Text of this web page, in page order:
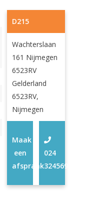
D215
Wachterslaan
161 Nijmegen
6523RV
Gelderland
6523RV,
Nijmegen
024
3245690
Maak
een
afspraak